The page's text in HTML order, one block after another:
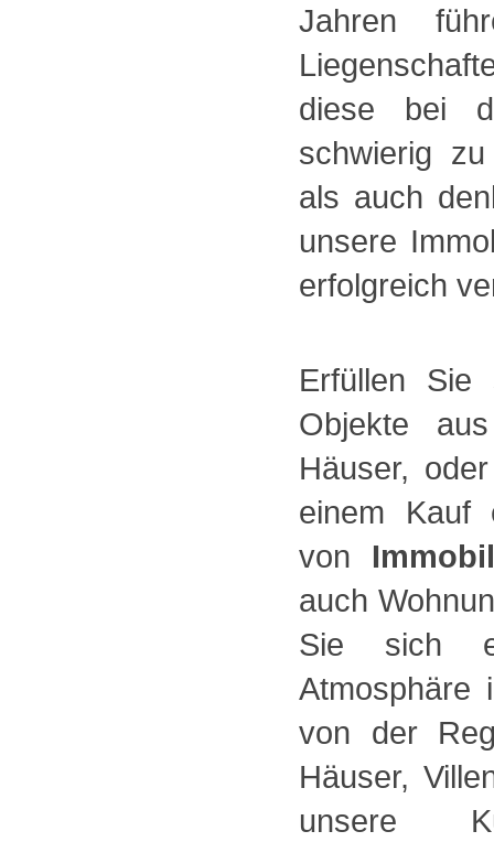
Jahren
diese bei
schwierig
als auch
unsere
erfolgreich
Erfüllen Sie
Objekte
Häuser,
einem Kauf
von
auch
Sie sich
Atmosphäre
von der
Häuser,
unsere